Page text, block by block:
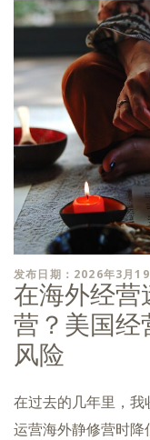
发布日期：2026年3月
在海外经营
营？美国经
风险
在过去的几年里，
运营海外静修营时